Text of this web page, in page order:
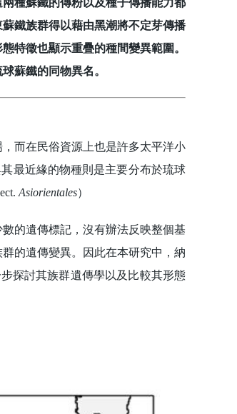
鐵族群得以藉由黑潮將不定芽傳播
特徵也顯示重疊的種間變異範圍。
蘇鐵的同物異名。
而在民俗資源上也是許多太平洋小
最近緣的物種則是主要分布於琉球
Asiorientales）
的遺傳標記，沒有辦法反映整個基
的遺傳變異。因此在本研究中，納
探討其族群遺傳學以及比較其形態